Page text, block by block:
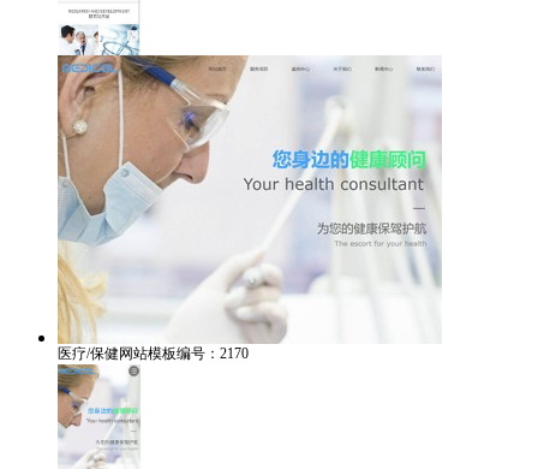
医疗/保健网站模板编号：2170